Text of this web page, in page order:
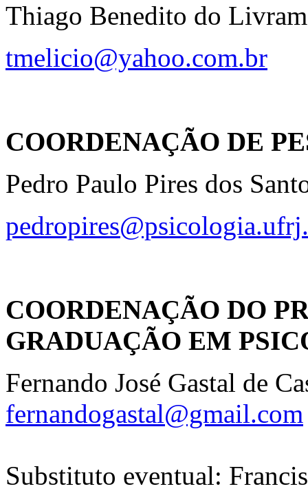
Thiago Benedito do
tmelicio@yahoo.com.br
COORDENAÇÃO DE
Pedro Paulo Pires dos
COORDENAÇÃO DO
GRADUAÇÃO EM
Fernando José Gastal de
fernandogastal@gmail.com
Substituto eventual: